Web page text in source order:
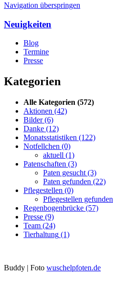
Navigation überspringen
Neuigkeiten
Blog
Termine
Presse
Kategorien
Alle Kategorien (572)
Aktionen (42)
Bilder (6)
Danke (12)
Monatsstatistiken (122)
Notfellchen (0)
aktuell (1)
Patenschaften (3)
Paten gesucht (3)
Paten gefunden (22)
Pflegestellen (0)
Pflegestellen gefunden
Regenbogenbrücke (57)
Presse (9)
Team (24)
Tierhaltung (1)
Buddy | Foto wuschelpfoten.de